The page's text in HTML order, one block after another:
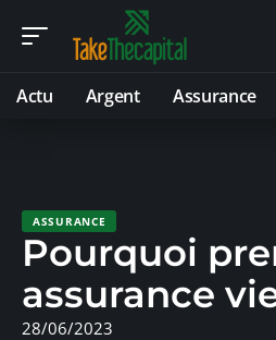
Actu Argent Assurance
ASSURANCE
Pourquoi
assurance
28/06/2023